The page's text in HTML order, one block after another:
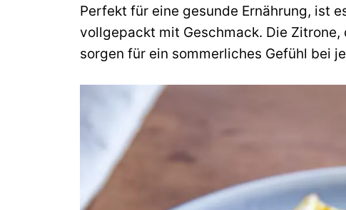
Perfekt für eine gesunde Ernährung, ist
vollgepackt mit Geschmack. Die
sorgen für ein sommerliches Gefühl bei